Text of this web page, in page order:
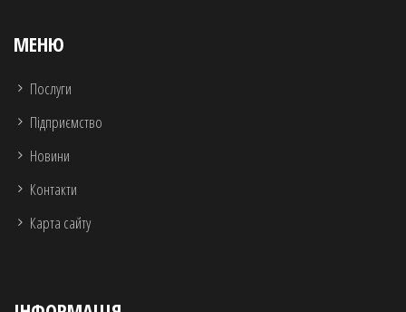
МЕНЮ
Послуги
Підприємство
Новини
Контакти
Карта сайту